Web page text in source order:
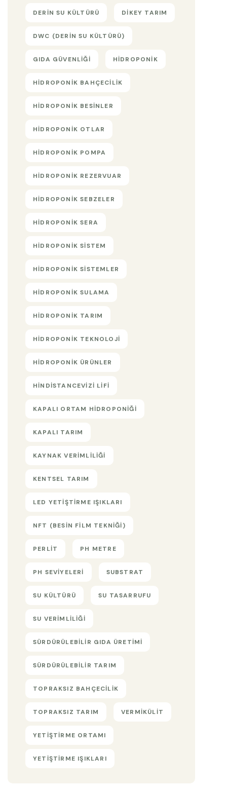
DERIN SU KÜLTÜRÜ DIKEY TARIM
DWC (DERIN SU KÜLTÜRÜ)
GIDA GÜVENLIĞI HIDROPONIK
HIDROPONIK BAHÇECILIK
HIDROPONIK BESINLER
HIDROPONIK OTLAR
HIDROPONIK POMPA
HIDROPONIK REZERVUAR
HIDROPONIK SEBZELER
HIDROPONIK SERA
HIDROPONIK SISTEM
HIDROPONIK SISTEMLER
HIDROPONIK SULAMA
HIDROPONIK TARIM
HIDROPONIK TEKNOLOJI
HIDROPONIK ÜRÜNLER
HINDISTANCEVIZI LIFI
KAPALI ORTAM HIDROPONIĞI
KAPALI TARIM
KAYNAK VERIMLILIĞI
KENTSEL TARIM
LED YETIŞTIRME IŞIKLARI
NFT (BESIN FILM TEKNIĞI)
PERLIT PH METRE
PH SEVIYELERI SUBSTRAT
SU KÜLTÜRÜ SU TASARRUFU
SU VERIMLILIĞI
SÜRDÜRÜLEBILIR GIDA ÜRETIMI
SÜRDÜRÜLEBILIR TARIM
TOPRAKSIZ BAHÇECILIK
TOPRAKSIZ TARIM VERMIKÜLIT
YETIŞTIRME ORTAMI
YETIŞTIRME IŞIKLARI